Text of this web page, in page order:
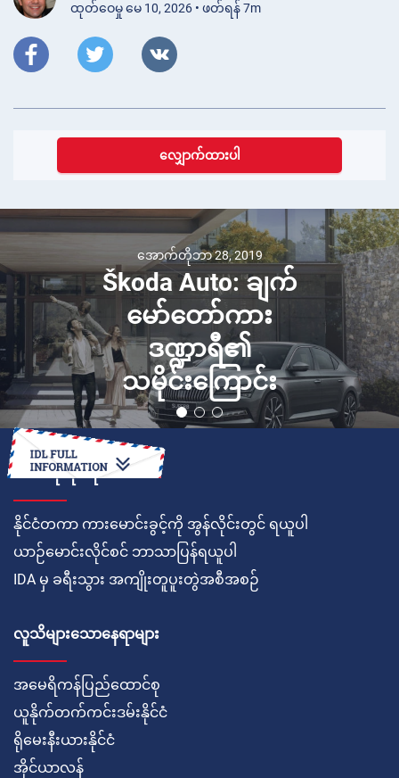
ထုတ်ဝေမှု မေ 10, 2026 • ဖတ်ရန် 7m
လျှောက်ထားပါ
အောက်တိုဘာ 28, 2019
Škoda Auto: ချက်
မော်တော်ကား
ဒဏ္ဍာရီ၏
သမိုင်းကြောင်း
ဘယ်လိုလုပ်ရမလဲ
နိုင်ငံတကာ ကားမောင်းခွင့်ကို အွန်လိုင်းတွင် ရယူပါ
ယာဉ်မောင်းလိုင်စင် ဘာသာပြန်ရယူပါ
IDA မှ ခရီးသွား အကျိုးတူပူးတွဲအစီအစဉ်
လူသိများသောနေရာများ
အမေရိကန်ပြည်ထောင်စု
ယူနိုက်တက်ကင်းဒမ်းနိုင်ငံ
ရိုမေးနီးယားနိုင်ငံ
အိုင်ယာလန်